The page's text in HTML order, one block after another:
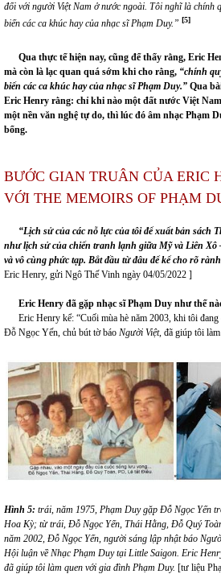
đối với người Việt Nam ở nước ngoài. Tôi nghĩ là chính
biến các ca khúc hay của nhạc sĩ Phạm Duy.” [5]
Qua thực tế hiện nay, cũng để thấy rằng, Eric
mà còn là lạc quan quá sớm khi cho rằng, “chính
biến các ca khúc hay của nhạc sĩ Phạm Duy.” Qua
Eric Henry rằng: chỉ khi nào một đất nước Việt
một nền văn nghệ tự do, thì lúc đó âm nhạc Phạm
bổng.
BƯỚC GIAN TRUÂN CỦA ERIC
VỚI THE MEMOIRS OF PHẠM
“Lịch sử của các nỗ lực của tôi để xuất bản sách
như lịch sử của chiến tranh lạnh giữa Mỹ và Liên Xô
và vô cùng phức tạp. Bắt đầu từ đâu để kể cho rõ
Eric Henry, gửi Ngô Thế Vinh ngày 04/05/2022 ]
Eric Henry đã gặp nhạc sĩ Phạm Duy nhưthến
Eric Henry kể: “Cuối mùa hè năm 2003, khi tôi đang
Đỗ Ngọc Yến, chủ bút tờ báo Người Việt, đã giúp tôi
Hình 5: trái, năm 1975, Phạm Duy gặp Đỗ Ngọc Yến
Hoa Kỳ; từ trái, Đỗ Ngọc Yến, Thái Hằng, Đỗ Quý
năm 2002, Đỗ Ngọc Yến, người sáng lập nhật báo
Hội luận về Nhạc Phạm Duy tại Little Saigon. Eric
đã giúp tôi làm quen với gia đình Phạm Duy. [tư liệu